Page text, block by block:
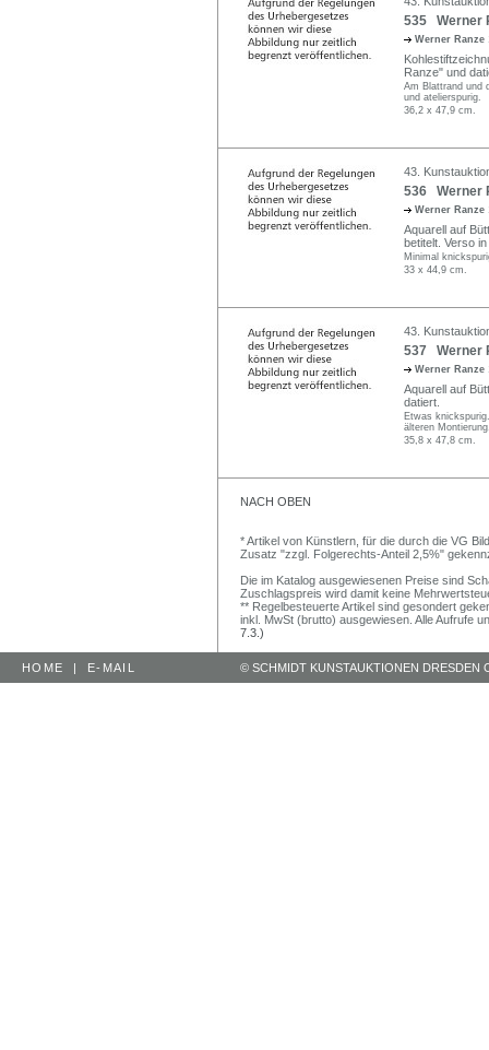
535 Werner
Werner Ranze
Ranze" und
Am Blattrand und
und atelierspurig.
36,2 x 47,9 cm.
43.
536 Werner
Werner Ranze
Aquarell auf
betitelt. Verso
Minimal
33 x 44,9 cm.
43.
537 Werner
Werner Ranze
Aquarell auf
datiert.
Etwas
älteren
35,8 x 47,8 cm.
NACH OBEN
* Artikel von Künstlern, für die durch die VG
Zusatz "zzgl. Folgerechts-Anteil 2,5%"
Die im Katalog ausgewiesenen Preise sind
Zuschlagspreis wird damit keine
** Regelbesteuerte Artikel sind gesondert
inkl. MwSt (brutto) ausgewiesen. Alle Aufrufe
7.3.)
HOME | E-MAIL © SCHMIDT KUNSTAUKTIONEN DRESDEN